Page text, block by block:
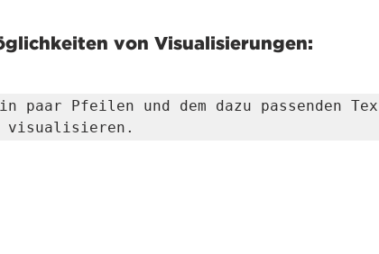
von Visualisierungen:
paar Pfeilen und dem dazu passenden
visualisieren.